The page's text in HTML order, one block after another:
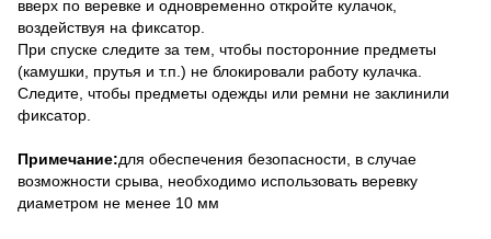
вверх по веревке и одновременно откройте кулачок,
воздействуя на фиксатор.
При спуске следите за тем, чтобы посторонние предметы
(камушки, прутья и т.п.) не блокировали работу кулачка.
Следите, чтобы предметы одежды или ремни не заклинили
фиксатор.
Примечание:для обеспечения безопасности, в случае
возможности срыва, необходимо использовать веревку
диаметром не менее 10 мм